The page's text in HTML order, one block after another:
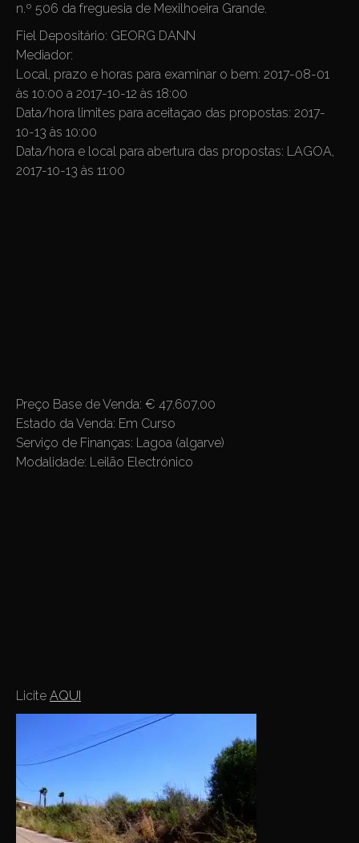
n.º 506 da freguesia de Mexilhoeira Grande.
Fiel Depositário: GEORG DANN
Mediador:
Local, prazo e horas para examinar o bem: 2017-08-01
às 10:00 a 2017-10-12 às 18:00
Data/hora limites para aceitaçao das propostas: 2017-
10-13 às 10:00
Data/hora e local para abertura das propostas: LAGOA,
2017-10-13 às 11:00
Preço Base de Venda: € 47.607,00
Estado da Venda: Em Curso
Serviço de Finanças: Lagoa (algarve)
Modalidade: Leilão Electrónico
Licite AQUI